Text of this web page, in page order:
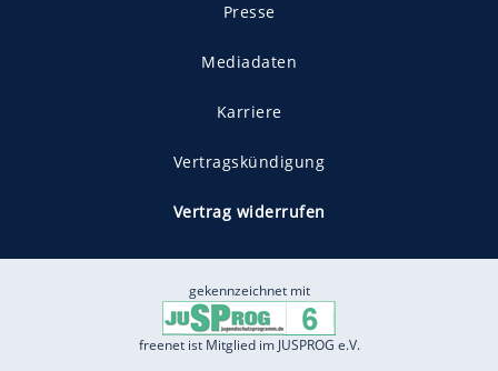
Presse
Mediadaten
Karriere
Vertragskündigung
Vertrag widerrufen
gekennzeichnet mit
freenet ist Mitglied im JUSPROG e.V.